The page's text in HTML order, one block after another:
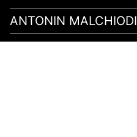
Main
ANTONIN MALCHIODI